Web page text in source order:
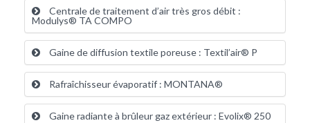
Centrale de traitement d’air très gros débit :
Modulys® TA COMPO
Gaine de diffusion textile poreuse : Textil’air® P
Rafraîchisseur évaporatif : MONTANA®
Gaine radiante à brûleur gaz extérieur : Evolix® 250